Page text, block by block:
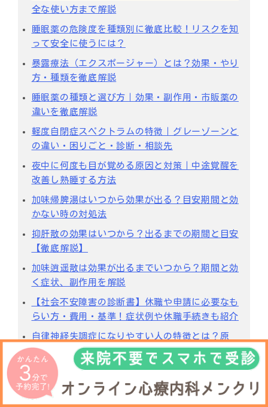
全な使い方まで解説
睡眠薬の危険度を種類別に徹底比較！リスクを知
って安全に使うには？
暴露療法（エクスポージャー）とは？効果・やり
方・種類を徹底解説
睡眠薬の種類と選び方｜効果・副作用・市販薬の
違いを徹底解説
軽度自閉症スペクトラムの特徴｜グレーゾーンと
の違い・困りごと・診断・相談先
夜中に何度も目が覚める原因と対策｜中途覚醒を
改善し熟睡する方法
加味帰脾湯はいつから効果が出る？目安期間と効
かない時の対処法
抑肝散の効果はいつから？出るまでの期間と目安
【徹底解説】
加味逍遥散は効果が出るまでいつから？期間と効
く症状、副作用を解説
【社会不安障害の診断書】休職や申請に必要なも
らい方・費用・基準！症状例や休職手続きも紹介
自律神経失調症になりやすい人の特徴とは？原
因・症状と自分で整える方法
デエビゴの効果とは？何時間寝れるか、副作用や
正しい飲み方を徹底解説
レクサプロの効果・副作用・飲み方｜離脱症状や